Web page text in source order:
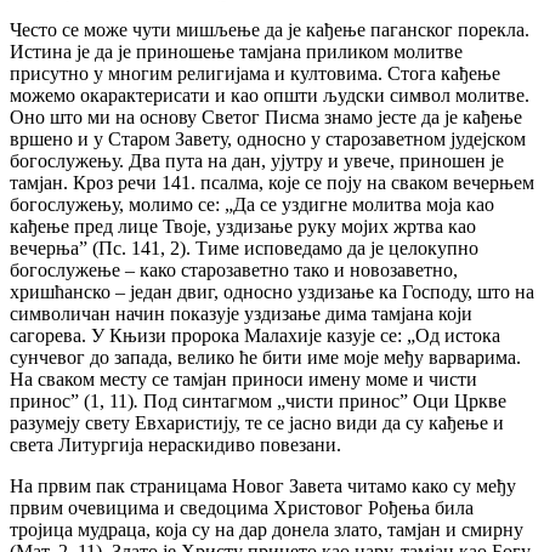
Често се може чути мишљење да је кађење паганског порекла.
Истина је да је приношење тамјана приликом молитве
присутно у многим религијама и култовима. Стога кађење
можемо окарактерисати и као општи људски символ молитве.
Оно што ми на основу Светог Писма знамо јесте да је кађење
вршено и у Старом Завету, односно у старозаветном јудејском
богослужењу. Два пута на дан, ујутру и увече, приношен је
тамјан. Кроз речи 141. псалма, које се поју на сваком вечерњем
богослужењу, молимо се: „Да се уздигне молитва моја као
кађење пред лице Твоје, уздизање руку мојих жртва као
вечерњаˮ (Пс. 141, 2). Тиме исповедамо да је целокупно
богослужење – како старозаветно тако и новозаветно,
хришћанско – један двиг, односно уздизање ка Господу, што на
символичан начин показује уздизање дима тамјана који
сагорева. У Књизи пророка Малахије казује се: „Од истока
сунчевог до запада, велико ће бити име моје међу варварима.
На сваком месту се тамјан приноси имену моме и чисти
приносˮ (1, 11). Под синтагмом „чисти приносˮ Оци Цркве
разумеју свету Евхаристију, те се јасно види да су кађење и
света Литургија нераскидиво повезани.
На првим пак страницама Новог Завета читамо како су међу
првим очевицима и сведоцима Христовог Рођења била
тројица мудраца, која су на дар донела злато, тамјан и смирну